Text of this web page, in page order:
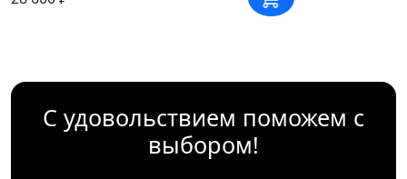
С удовольствием поможем с
выбором!